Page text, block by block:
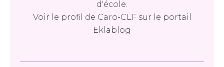
d'école.
Voir le profil de Caro-CLFsur le portail
Eklablog